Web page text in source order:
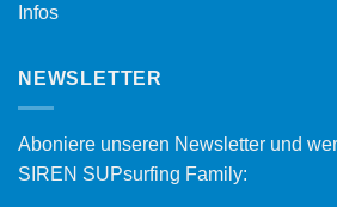
Infos
NEWSLETTER
Aboniere unseren Newsletter und
SIREN SUPsurfing Family: